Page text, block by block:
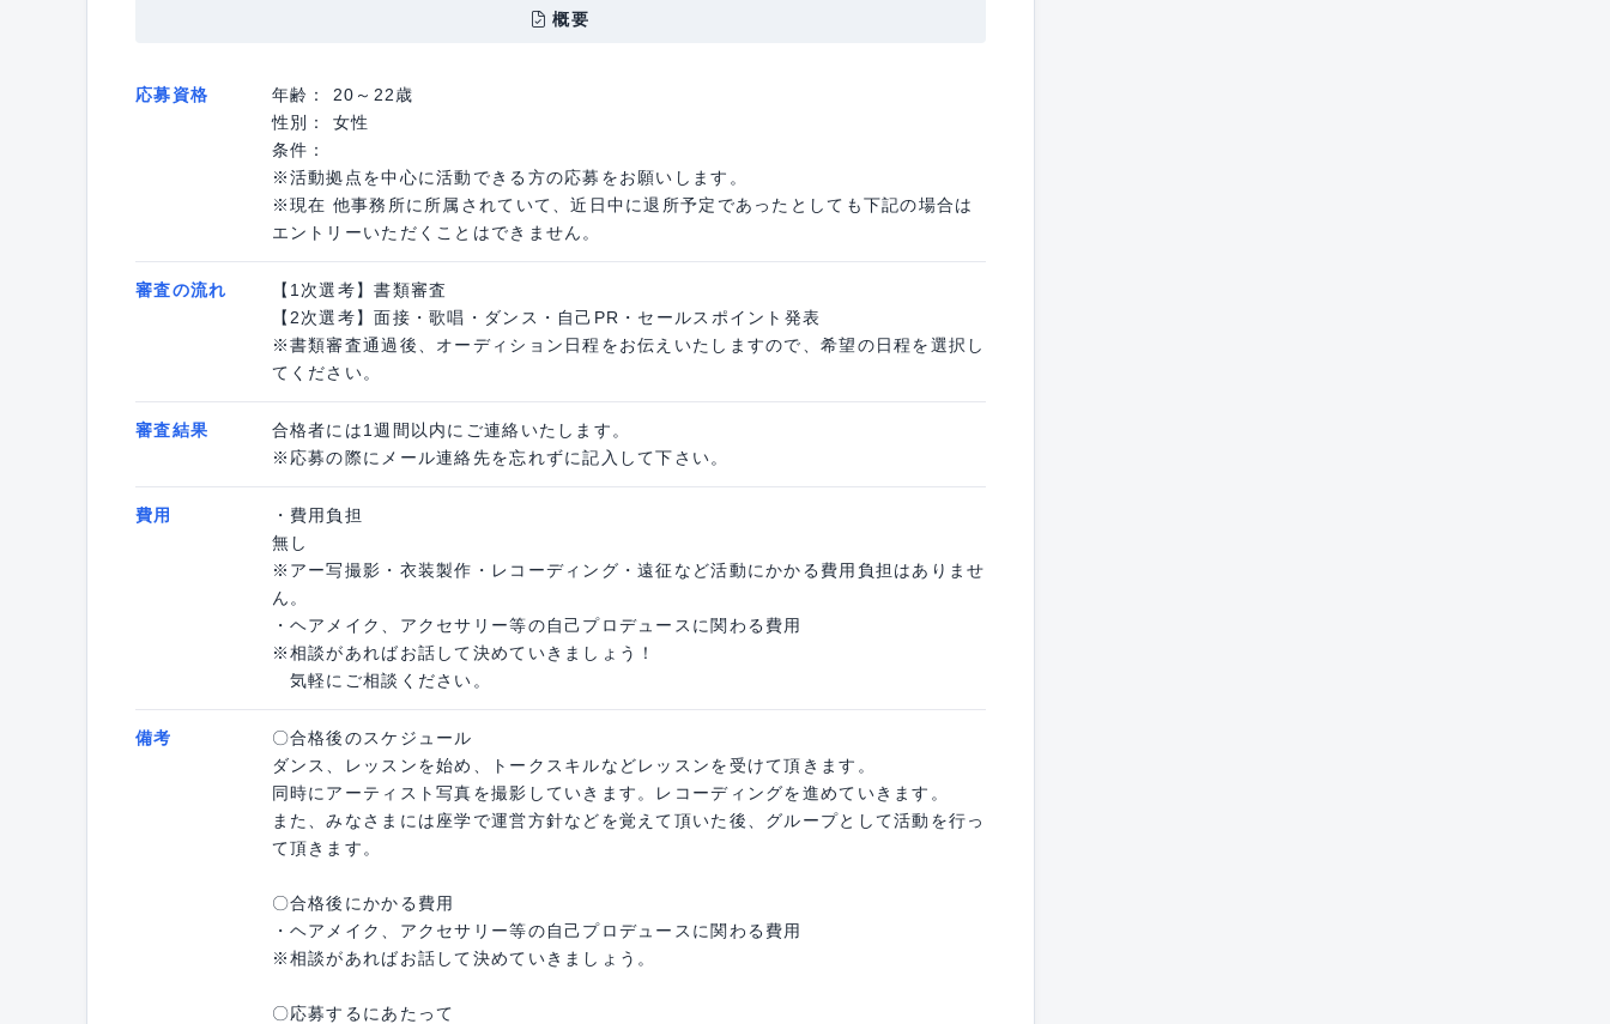
概要
応募資格
年齢： 20～22歳
性別： 女性
条件：
※活動拠点を中心に活動できる方の応募をお願いします。
※現在 他事務所に所属されていて、近日中に退所予定であったとしても下記の場合は
エントリーいただくことはできません。
審査の流れ
【1次選考】書類審査
【2次選考】面接・歌唱・ダンス・自己PR・セールスポイント発表
※書類審査通過後、オーディション日程をお伝えいたしますので、希望の日程を選択し
てください。
審査結果
合格者には1週間以内にご連絡いたします。
※応募の際にメール連絡先を忘れずに記入して下さい。
費用
・費用負担
無し
※アー写撮影・衣装製作・レコーディング・遠征など活動にかかる費用負担はありませ
ん。
・ヘアメイク、アクセサリー等の自己プロデュースに関わる費用
※相談があればお話して決めていきましょう！
気軽にご相談ください。
備考
〇合格後のスケジュール
ダンス、レッスンを始め、トークスキルなどレッスンを受けて頂きます。
同時にアーティスト写真を撮影していきます。レコーディングを進めていきます。
また、みなさまには座学で運営方針などを覚えて頂いた後、グループとして活動を行っ
て頂きます。
〇合格後にかかる費用
・ヘアメイク、アクセサリー等の自己プロデュースに関わる費用
※相談があればお話して決めていきましょう。
〇応募するにあたって